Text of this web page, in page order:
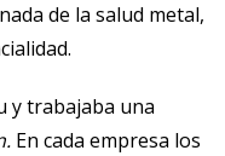
de la salud metal,
y trabajaba una
En cada empresa los